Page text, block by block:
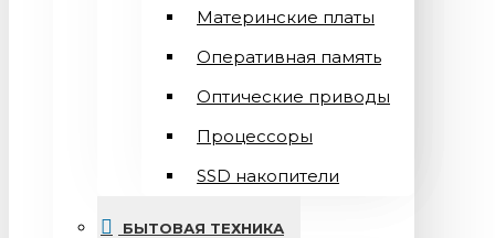
Материнские платы
Оперативная память
Оптические приводы
Процессоры
SSD накопители
БЫТОВАЯ ТЕХНИКА